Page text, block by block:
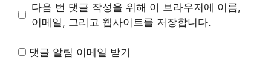
트
다음 번 댓글 작성을 위해 이 브라우저에 이름,
이메일, 그리고 웹사이트를 저장합니다.
댓글 알림 이메일 받기